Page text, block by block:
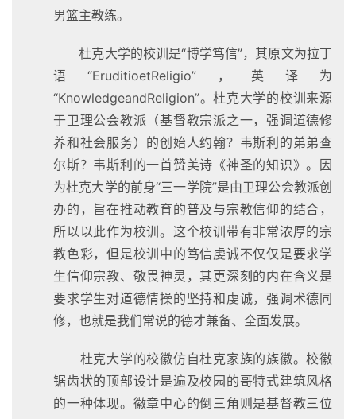
男篮主教练。
杜克大学的校训是“博学笃信”，其原文为拉丁
语“EruditioetReligio”，英译为
“KnowledgeandReligion”。杜克大学的校训来源
于卫理公会教派（基督教宗派之一，强调道德修
养和社会服务）的创始人约翰？韦斯利的弟弟查
尔斯？韦斯利的一首赞美诗《神圣的知识》。因
为杜克大学的前身“三一学院”是由卫理公会教派创
办的，旨在推动教育的普及与宗教信仰的结合，
所以以此作为校训。这个校训带有非常浓厚的宗
教色彩，但是校训中的笃信虔诚不仅仅是要求学
生信仰宗教、敬畏神灵，其更深刻的内在含义是
要求学生对道德情操的坚持和虔诚，强调术德同
修，也就是我们常说的德才兼备、全面发展。
杜克大学的校徽仿自杜克家族的族徽。校徽
锯齿状的顶部设计是遍及校园的哥特式建筑风格
的一种体现。徽章中心的倒三角则是基督教三位